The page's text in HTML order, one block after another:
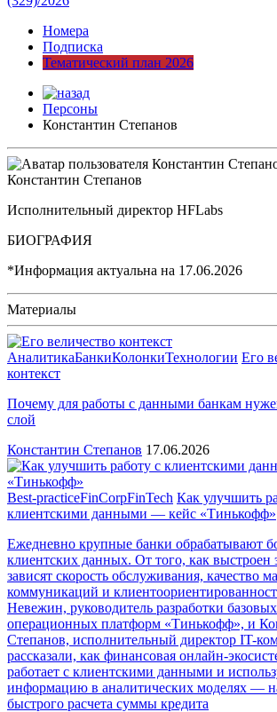
Номера
Подписка
Тематический план 2026
Персоны
Константин Степанов
Константин Степанов
Исполнительный директор HFLabs
БИОГРАФИЯ
*Информация актуальна на 17.06.2026
Материалы
АналитикаБанкиКолонкиТехнологии Его
контекст
Почему для работы с данными банкам
слой
Константин Степанов 17.06.2026
Best-practiceFinCorpFinTech Как улучшить
клиентскими данными — кейс «Тинькофф»
Ежедневно крупные банки обрабатывают
клиентских данных. От того, как выстроен
зависят скорость обслуживания, качество
коммуникаций и
Невежин, руководитель разработки
операционных платформ «Тинькофф», и
Степанов, исполнительный директор IT-
рассказали, как финансовая онлайн-
работает с клиентскими данными и
информацию в аналитических моделях —
быстрого расчета суммы кредита